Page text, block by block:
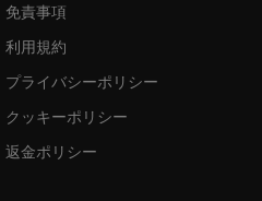
免責事項
利用規約
プライバシーポリシー
クッキーポリシー
返金ポリシー